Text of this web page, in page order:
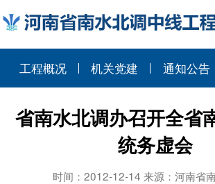
工程概况 机关党建 通知公告
省南水北调办召开全省
统务虚会
时间：2012-12-14 来源：河南省